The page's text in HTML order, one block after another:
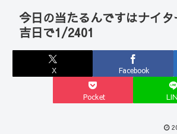
今日の当たるんですはナイ
吉日で1/2401
X Facebook
Pocket